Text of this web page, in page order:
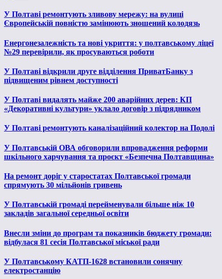
У Полтаві ремонтують зливову мережу: на вулиці
Європейській повністю замінюють зношений колодязь
Енергонезалежність та нові укриття: у полтавському ліцеї
№29 перевірили, як просуваються роботи
У Полтаві відкрили друге відділення ПриватБанку з
підвищеним рівнем доступності
У Полтаві видалять майже 200 аварійних дерев: КП
«Декоративні культури» уклало договір з підрядником
У Полтаві ремонтують каналізаційний колектор на Подолі
У Полтавській ОВА обговорили впровадження реформи
шкільного харчування та проєкт «Безпечна Полтавщина»
На ремонт доріг у старостатах Полтавської громади
спрямують 30 мільйонів гривень
У Полтавській громаді перейменували більше ніж 10
закладів загальної середньої освіти
Внесли зміни до програм та показників бюджету громади:
відбулася 81 сесія Полтавської міської ради
У Полтавському КАТП-1628 встановили сонячну
електростанцію